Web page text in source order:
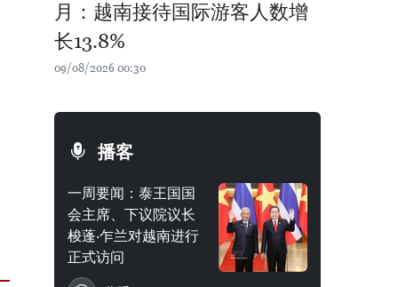
月：越南接待国际游客人数增
长13.8%
09/08/2026 00:30
播客
一周要闻：泰王国国
会主席、下议院议长
梭蓬·乍兰对越南进行
正式访问